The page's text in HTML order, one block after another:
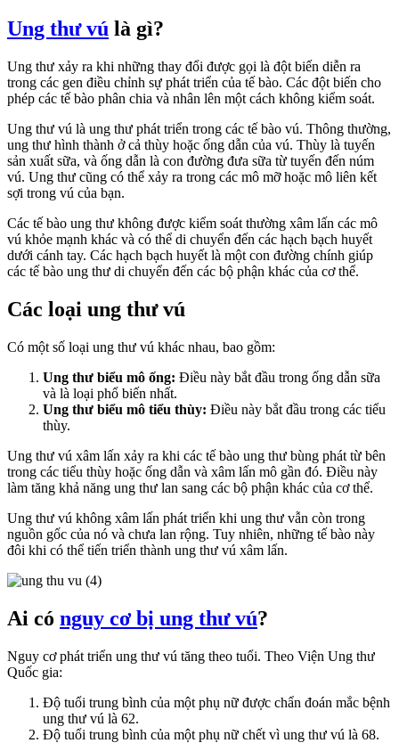
Ung thư vú là gì?
Ung thư xảy ra khi những thay đổi được gọi là đột biến diễn ra
trong các gen điều chỉnh sự phát triển của tế bào. Các đột biến cho
phép các tế bào phân chia và nhân lên một cách không kiểm soát.
Ung thư vú là ung thư phát triển trong các tế bào vú. Thông thường,
ung thư hình thành ở cả thùy hoặc ống dẫn của vú. Thùy là tuyến
sản xuất sữa, và ống dẫn là con đường đưa sữa từ tuyến đến núm
vú. Ung thư cũng có thể xảy ra trong các mô mỡ hoặc mô liên kết
sợi trong vú của bạn.
Các tế bào ung thư không được kiểm soát thường xâm lấn các mô
vú khỏe mạnh khác và có thể di chuyển đến các hạch bạch huyết
dưới cánh tay. Các hạch bạch huyết là một con đường chính giúp
các tế bào ung thư di chuyển đến các bộ phận khác của cơ thể.
Các loại ung thư vú
Có một số loại ung thư vú khác nhau, bao gồm:
Ung thư biểu mô ống: Điều này bắt đầu trong ống dẫn sữa
và là loại phổ biến nhất.
Ung thư biểu mô tiểu thùy: Điều này bắt đầu trong các tiểu
thùy.
Ung thư vú xâm lấn xảy ra khi các tế bào ung thư bùng phát từ bên
trong các tiểu thùy hoặc ống dẫn và xâm lấn mô gần đó. Điều này
làm tăng khả năng ung thư lan sang các bộ phận khác của cơ thể.
Ung thư vú không xâm lấn phát triển khi ung thư vẫn còn trong
nguồn gốc của nó và chưa lan rộng. Tuy nhiên, những tế bào này
đôi khi có thể tiến triển thành ung thư vú xâm lấn.
Ai có nguy cơ bị ung thư vú?
Nguy cơ phát triển ung thư vú tăng theo tuổi. Theo Viện Ung thư
Quốc gia:
Độ tuổi trung bình của một phụ nữ được chẩn đoán mắc bệnh
ung thư vú là 62.
Độ tuổi trung bình của một phụ nữ chết vì ung thư vú là 68.